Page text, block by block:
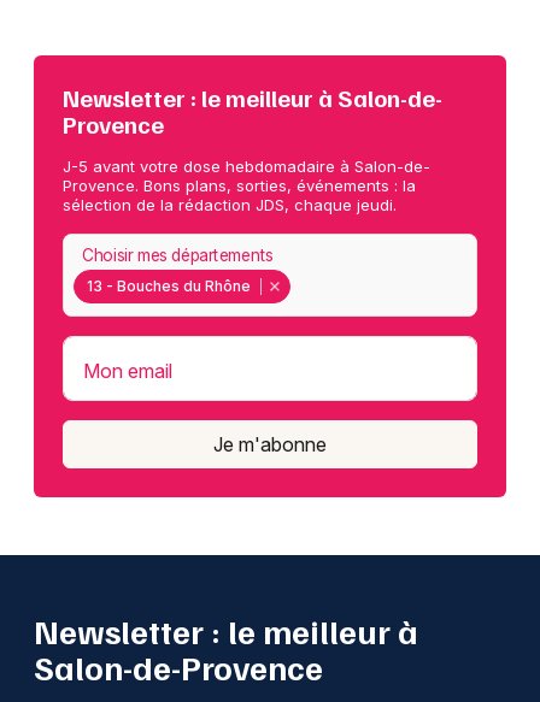
Newsletter : le meilleur à Salon-de-
Provence
J-5 avant votre dose hebdomadaire à Salon-de-
Provence. Bons plans, sorties, événements : la
sélection de la rédaction JDS, chaque jeudi.
13 - Bouches du Rhône
Choisir mes départements
Mon email
Je m'abonne
Newsletter : le meilleur à
Salon-de-Provence